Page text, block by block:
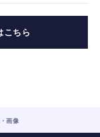
こちら
画像